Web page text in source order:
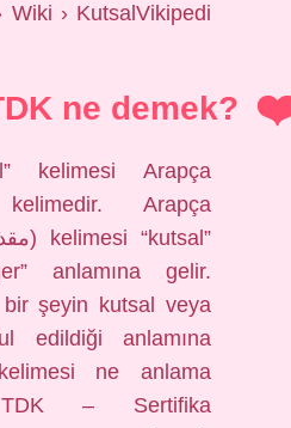
Wiki › KutsalVikipedi
ne demek?
kelimesi Arapça
Arapça
anlamına gelir.
bir şeyin kutsal veya
edildiği anlamına
ne anlama
– Sertifika